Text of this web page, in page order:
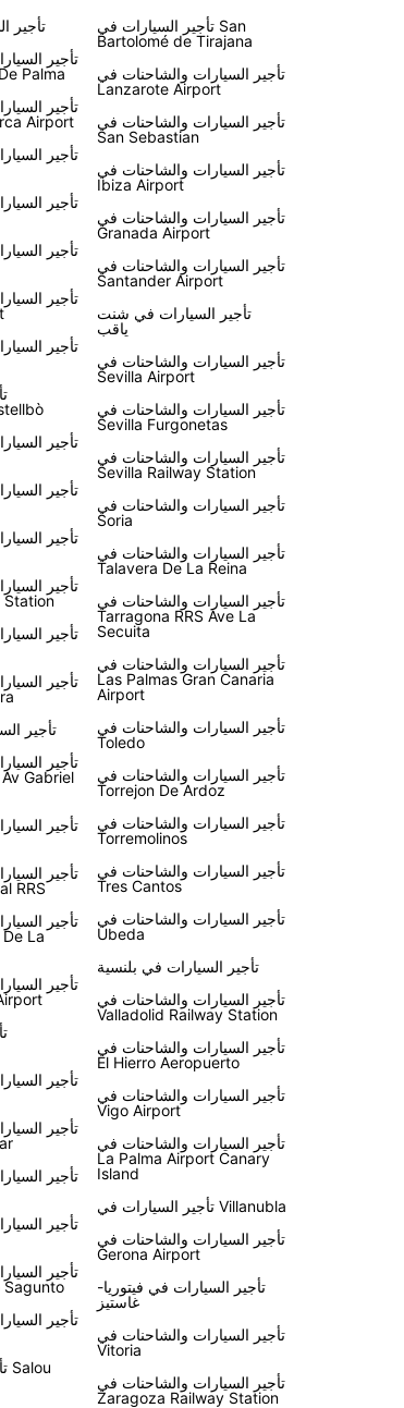
تأجير
تأجير
Palma
تأجير
Airport
تأجير
تأجير
تأجير
تأجير
تأجير
تأجير
تأجير
تأجير
تأجير
Station
تأجير
تأجير
تأجير
تأجير
Gabriel
تأجير
تأجير
RRS
تأجير
La
تأجير
تأجير
تأجير
تأجير
تأجير
تأجير
Sagunto
تأجير
تأجير السيارات في Salou
تأجير السيارات في San
Bartolomé de Tirajana
تأجير السيارات والشاحنات في
Lanzarote Airport
تأجير السيارات والشاحنات في
San Sebastian
تأجير السيارات والشاحنات في
Ibiza Airport
تأجير السيارات والشاحنات في
Granada Airport
تأجير السيارات والشاحنات في
Santander Airport
تأجير السيارات في شنت
ياقب
تأجير السيارات والشاحنات في
Sevilla Airport
تأجير السيارات والشاحنات في
Sevilla Furgonetas
تأجير السيارات والشاحنات في
Sevilla Railway Station
تأجير السيارات والشاحنات في
Soria
تأجير السيارات والشاحنات في
Talavera De La Reina
تأجير السيارات والشاحنات في
Tarragona RRS Ave La
Secuita
تأجير السيارات والشاحنات في
Las Palmas Gran Canaria
Airport
تأجير السيارات والشاحنات في
Toledo
تأجير السيارات والشاحنات في
Torrejon De Ardoz
تأجير السيارات والشاحنات في
Torremolinos
تأجير السيارات والشاحنات في
Tres Cantos
تأجير السيارات والشاحنات في
Ubeda
تأجير السيارات في بلنسية
تأجير السيارات والشاحنات في
Valladolid Railway Station
تأجير السيارات والشاحنات في
El Hierro Aeropuerto
تأجير السيارات والشاحنات في
Vigo Airport
تأجير السيارات والشاحنات في
La Palma Airport Canary
Island
تأجير السيارات في Villanubla
تأجير السيارات والشاحنات في
Gerona Airport
تأجير السيارات في فيتوريا-
غاستيز
تأجير السيارات والشاحنات في
Vitoria
تأجير السيارات والشاحنات في
Zaragoza Railway Station